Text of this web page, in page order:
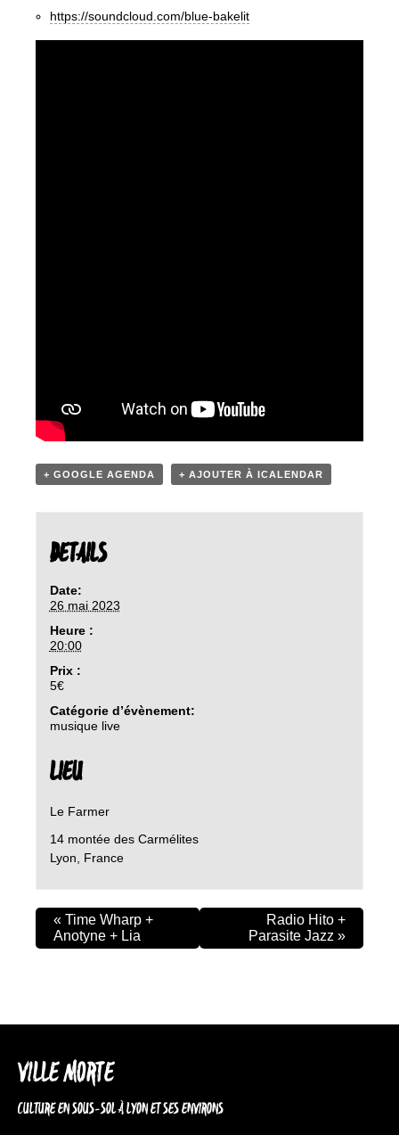
https://soundcloud.com/blue-bakelit
+ GOOGLE AGENDA + AJOUTER À ICALENDAR
DETAILS
Date:
26 mai 2023
Heure :
20:00
Prix :
5€
Catégorie d’évènement:
musique live
LIEU
Le Farmer
14 montée des Carmélites
Lyon
France
« Time Wharp +
Anotyne + Lia
Radio Hito +
Parasite Jazz »
VILLE MORTE
CULTURE EN SOUS-SOL À LYON ET SES ENVIRONS